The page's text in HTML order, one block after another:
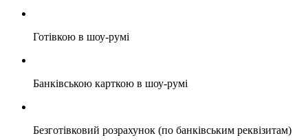
Готівкою в шоу-румі
Банківською карткою в шоу-румі
Безготівковий розрахунок (по банківським реквізитам)